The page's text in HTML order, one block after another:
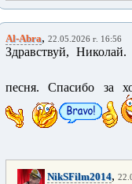
Al-Abra, 22.05.2026 г. 16:56
Здравствуй,
песня. Спасибо за
NikSFilm2014,